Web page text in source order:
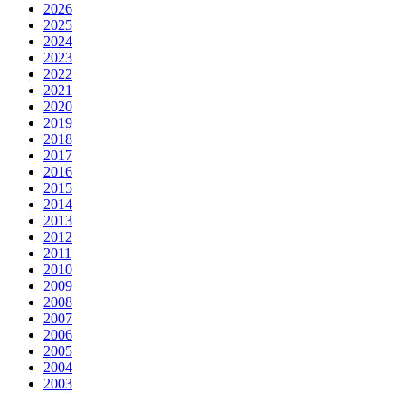
2026
2025
2024
2023
2022
2021
2020
2019
2018
2017
2016
2015
2014
2013
2012
2011
2010
2009
2008
2007
2006
2005
2004
2003